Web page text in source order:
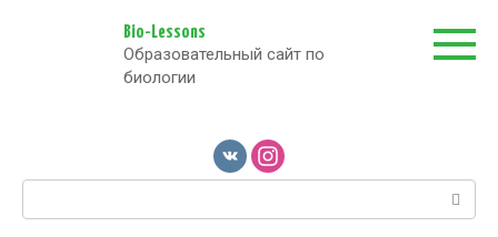
Bio-Lessons
Образовательный сайт по
биологии
Поиск: